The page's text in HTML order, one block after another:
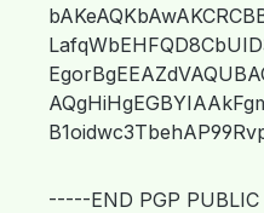
-----END PGP